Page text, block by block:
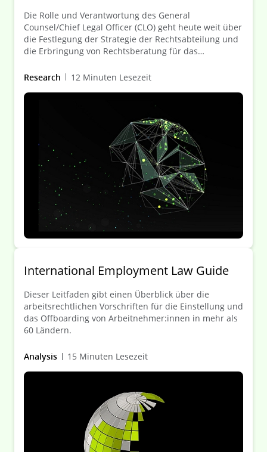
Die Rolle und Verantwortung des General
Counsel/Chief Legal Officer (CLO) geht heute weit über
die Festlegung der Strategie der Rechtsabteilung und
die Erbringung von Rechtsberatung für das
mit ihren Kolleginnen und Kollegen aus der
komplexer werdende Herausforderungen zu meistern.
Research 12 Minuten Lesezeit
International Employment Law Guide
Dieser Leitfaden gibt einen Überblick über die
arbeitsrechtlichen Vorschriften für die Einstellung und
das Offboarding von Arbeitnehmer:innen in mehr als
60 Ländern.
Analysis 15 Minuten Lesezeit